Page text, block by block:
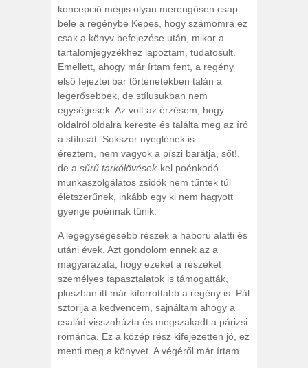
koncepció mégis olyan merengősen csap
bele a regénybe Kepes, hogy számomra ez
csak a könyv befejezése után, mikor a
tartalomjegyzékhez lapoztam, tudatosult.
Emellett, ahogy már írtam fent, a regény
első fejeztei bár történetekben talán a
legerősebbek, de stílusukban nem
egységesek. Az volt az érzésem, hogy
oldalról oldalra kereste és találta meg az író
a stílusát. Sokszor nyeglének is
éreztem, nem vagyok a píszi barátja, sőt!,
de a sűrű tarkólövések-kel poénkodó
munkaszolgálatos zsidók nem tűntek túl
életszerűnek, inkább egy ki nem hagyott
gyenge poénnak tűnik.
A legegységesebb részek a háború alatti és
utáni évek. Azt gondolom ennek az a
magyarázata, hogy ezeket a részeket
személyes tapasztalatok is támogatták,
pluszban itt már kiforrottabb a regény is. Pál
sztorija a kedvencem, sajnáltam ahogy a
család visszahúzta és megszakadt a párizsi
románca. Ez a közép rész kifejezetten jó, ez
menti meg a könyvet. A végéről már írtam.